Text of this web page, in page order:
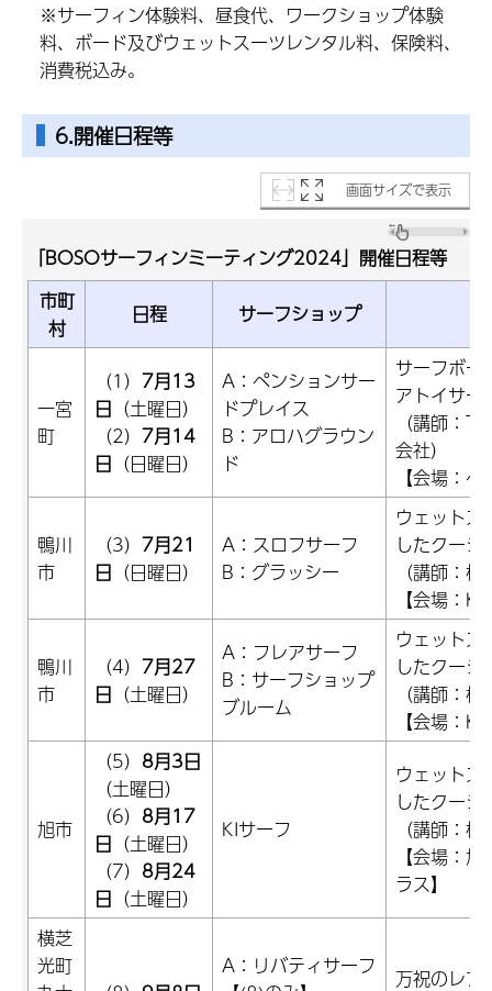
※サーフィン体験料、昼食代、ワークショップ体験
料、ボード及びウェットスーツレンタル料、保険料、
消費税込み。
6.開催日程等
画面サイズで表示
「BOSOサーフィンミーティング2024」開催日程等
市町
村
日程 サーフショップ
一宮
町
（1） 7月13
日 （土曜日）
（2） 7月14
日 （日曜日）
A：ペンションサー
ドプレイス
B：アロハグラウン
ド
サーフボー
アトイサー
（講師：
会社）
【会場：
鴨川
市
（3） 7月21
日 （日曜日）
A：スロフサーフ
B：グラッシー
ウェットス
したクー
（講師：
【会場：
鴨川
市
（4） 7月27
日 （土曜日）
A：フレアサーフ
B：サーフショップ
ブルーム
ウェットス
したクー
（講師：
【会場：
旭市
（5） 8月3日
（土曜日）
（6） 8月17
日 （土曜日）
（7） 8月24
日 （土曜日）
KIサーフ
ウェットス
したクー
（講師：
【会場：
ラス】
横芝
光町
A：リバティサーフ
万祝のレプ